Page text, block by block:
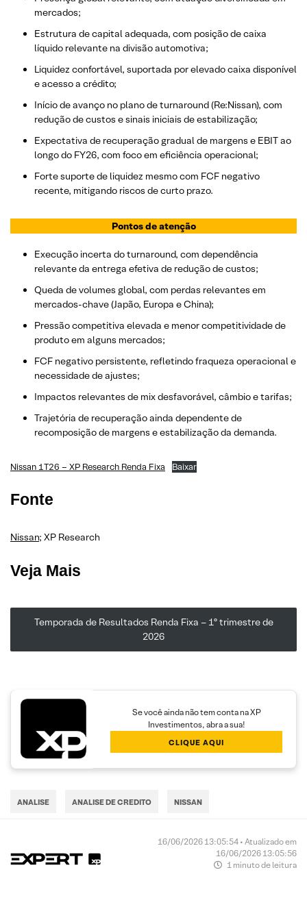
mercados;
Estrutura de capital adequada, com posição de caixa
líquido relevante na divisão automotiva;
Liquidez confortável, suportada por elevado caixa disponível
e acesso a crédito;
Início de avanço no plano de turnaround (Re:Nissan), com
redução de custos e sinais iniciais de estabilização;
Expectativa de recuperação gradual de margens e EBIT ao
longo do FY26, com foco em eficiência operacional;
Forte suporte de liquidez mesmo com FCF negativo
recente, mitigando riscos de curto prazo.
Pontos de atenção
Execução incerta do turnaround, com dependência
relevante da entrega efetiva de redução de custos;
Queda de volumes global, com perdas relevantes em
mercados-chave (Japão, Europa e China);
Pressão competitiva elevada e menor competitividade de
produto em alguns mercados;
FCF negativo persistente, refletindo fraqueza operacional e
necessidade de ajustes;
Impactos relevantes de mix desfavorável, câmbio e tarifas;
Trajetória de recuperação ainda dependente de
recomposição de margens e estabilização da demanda.
Nissan 1T26 – XP Research Renda Fixa Baixar
Fonte
Nissan; XP Research
Veja Mais
Temporada de Resultados Renda Fixa – 1º trimestre de
2026
Se você ainda não tem conta na XP
Investimentos, abra a sua!
CLIQUE AQUI
ANALISE ANALISE DE CREDITO NISSAN
16/06/2026 13:05:54 • Atualizado em
16/06/2026 13:05:56
1 minuto de leitura